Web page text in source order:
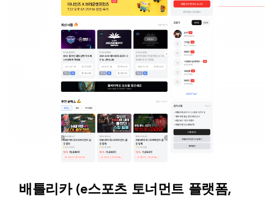
배틀리카 (e스포츠 토너먼트 플랫폼,